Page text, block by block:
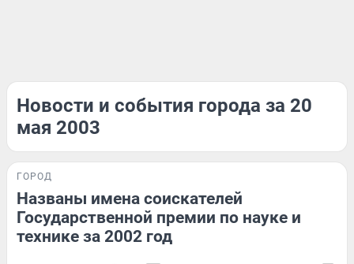
Новости и события города за 20
мая 2003
ГОРОД
Названы имена соискателей
Государственной премии по науке и
технике за 2002 год